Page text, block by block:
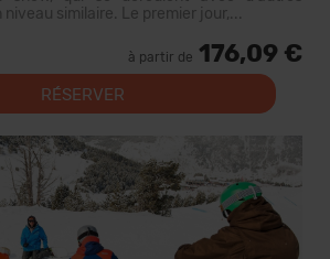
similaire. Le premier jour,...
à partir de 176,09 €
RÉSERVER